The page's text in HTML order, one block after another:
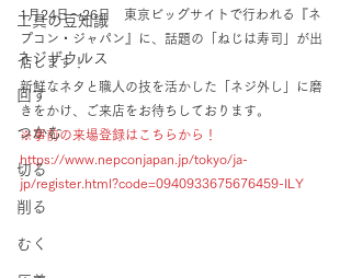
工具の豆知識
ネジザウルス
回す
つかむ
切る
削る
むく
1月24日～26日　東京ビッグサイトで行われる『ネ
プコン・ジャパン』に、話題の「ねじは寿司」が出
店します！
新鮮なネタと職人の技を活かした「ネジ外し」に磨
きをかけ、ご来店をお待ちしております。
※事前の来場登録はこちらから！
https://www.nepconjapan.jp/tokyo/ja-
jp/register.html?code=0940933675676459-ILY